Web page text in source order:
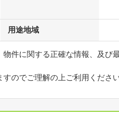
用途地域
物件に関する正確な情報、及び
のでご理解の上ご利用ください